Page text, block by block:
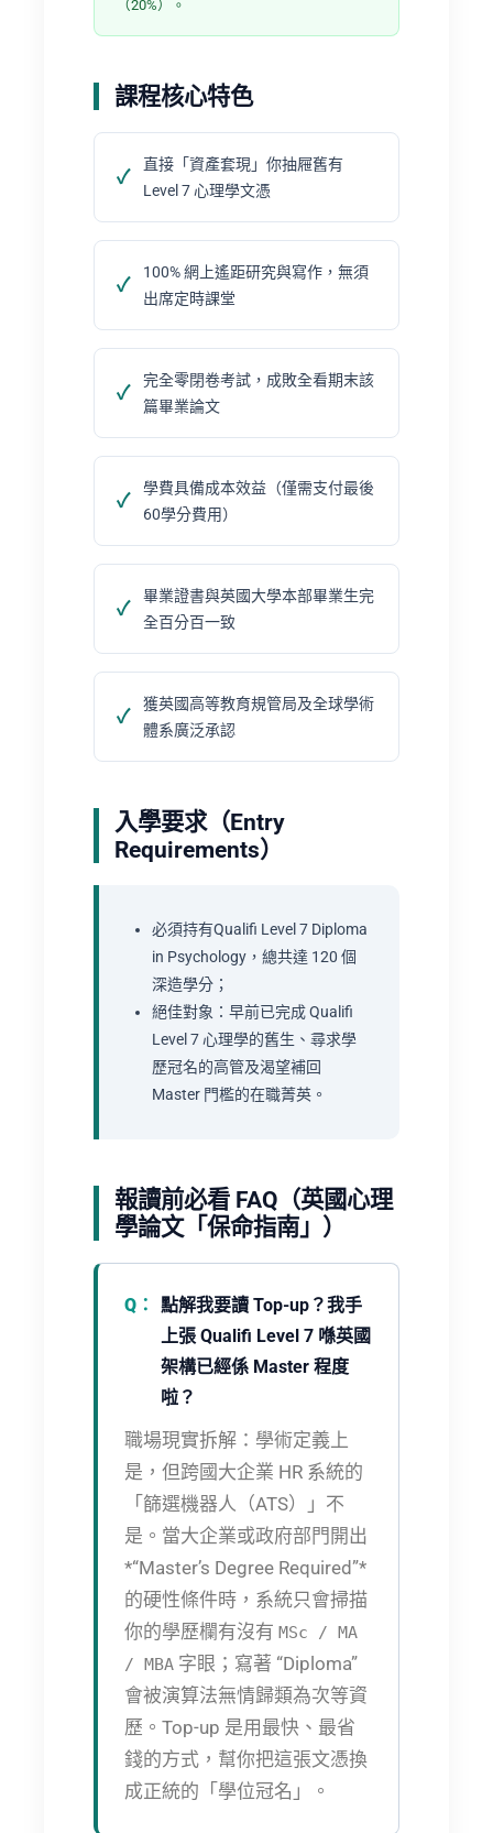
（20%）。
課程核心特色
直接「資產套現」你抽屜舊有
Level 7 心理學文憑
100% 網上遙距研究與寫作，無須
出席定時課堂
完全零閉卷考試，成敗全看期末該
篇畢業論文
學費具備成本效益（僅需支付最後
60學分費用）
畢業證書與英國大學本部畢業生完
全百分百一致
獲英國高等教育規管局及全球學術
體系廣泛承認
入學要求（Entry
Requirements）
必須持有Qualifi Level 7 Diploma
in Psychology，總共達 120 個
深造學分；
絕佳對象：早前已完成 Qualifi
Level 7 心理學的舊生、尋求學
歷冠名的高管及渴望補回
Master 門檻的在職菁英。
報讀前必看 FAQ（英國心理
學論文「保命指南」）
點解我要讀 Top-up？我手
上張 Qualifi Level 7 喺英國
架構已經係 Master 程度
啦？
職場現實拆解： 學術定義上
是，但跨國大企業 HR 系統的
「篩選機器人（ATS）」不
是。當大企業或政府部門開出
*“Master’s Degree Required”*
的硬性條件時，系統只會掃描
你的學歷欄有沒有 MSc / MA
/ MBA 字眼；寫著 “Diploma”
會被演算法無情歸類為次等資
歷。Top-up 是用最快、最省
錢的方式，幫你把這張文憑換
成正統的「學位冠名」。